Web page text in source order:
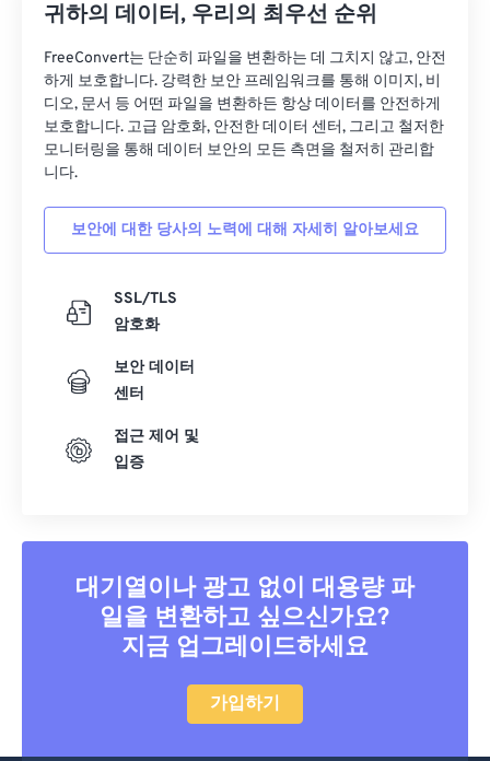
귀하의 데이터, 우리의 최우선 순위
FreeConvert는 단순히 파일을 변환하는 데 그치지 않고, 안전
하게 보호합니다. 강력한 보안 프레임워크를 통해 이미지, 비
디오, 문서 등 어떤 파일을 변환하든 항상 데이터를 안전하게
보호합니다. 고급 암호화, 안전한 데이터 센터, 그리고 철저한
모니터링을 통해 데이터 보안의 모든 측면을 철저히 관리합
니다.
보안에 대한 당사의 노력에 대해 자세히 알아보세요
SSL/TLS
암호화
보안 데이터
센터
접근 제어 및
입증
대기열이나 광고 없이 대용량 파
일을 변환하고 싶으신가요?
지금 업그레이드하세요
가입하기